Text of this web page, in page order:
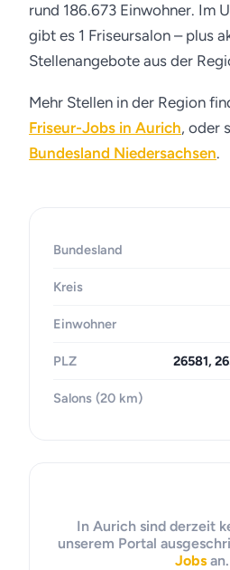
rund 186.673 Einwohner. Im
gibt es 1 Friseursalon – plus
Stellenangebote aus der
Mehr Stellen in der Region
Friseur-Jobs in Aurich, oder
Bundesland Niedersachsen.
Bundesland
Kreis
Einwohner
PLZ 26581,
Salons (20 km)
In Aurich sind derzeit
unserem Portal
Jobs an.